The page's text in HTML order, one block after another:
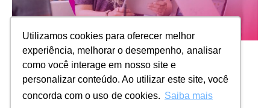
Utilizamos cookies para oferecer melhor
experiência, melhorar o desempenho, analisar
como você interage em nosso site e
personalizar conteúdo. Ao utilizar este site, você
concorda com o uso de cookies. Saiba mais
Tecnologia que traz
clareza para a gestão